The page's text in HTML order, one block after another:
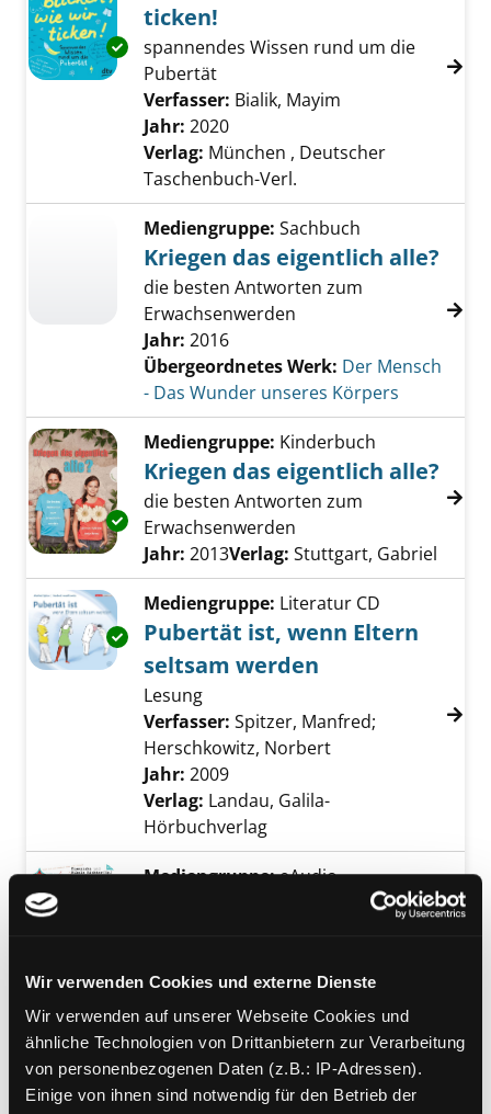
Wir verwenden Cookies und externe Dienste
Wir verwenden auf unserer Webseite Cookies und
ähnliche Technologien von Drittanbietern zur Verarbeitung
von personenbezogenen Daten (z.B.: IP-Adressen).
Einige von ihnen sind notwendig für den Betrieb der
Exemplar-Details von Endlich blicken, wie
ticken!
spannendes Wissen rund um die
Pubertät
Verfasser: Bialik, Mayim
Jahr: 2020
Verlag: München , Deutscher
Taschenbuch-Verl.
Mediengruppe: Sachbuch
Kriegen das eigentlich alle?
die besten Antworten zum
Erwachsenwerden
Jahr: 2016
Übergeordnetes Werk: Der Mensch
- Das Wunder unseres Körpers
Exemplar-Details von Kriegen das eigentlich
Mediengruppe: Kinderbuch
Kriegen das eigentlich alle?
die besten Antworten zum
Erwachsenwerden
Suche nach diesem Verfasser
Jahr: 2013Verlag: Stuttgart, Gabriel
Exemplar-Details von Pubertät ist, wenn
Mediengruppe: Literatur CD
Pubertät ist, wenn Eltern
seltsam werden
Lesung
Verfasser: Spitzer, Manfred;
Herschkowitz, Norbert
Jahr: 2009
Verlag: Landau, Galila-
Hörbuchverlag
Mediengruppe:eAudio
Jahr:2009Verlag:HÖRCOMPANY
Vorbestellbar: Ja Nein
Voraussichtlich entliehen bis:
Exemplar-Details von Pubertät anzeigen
Mediengruppe:Literatur CD